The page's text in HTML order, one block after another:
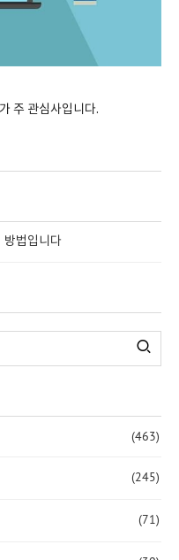
주 관심사입니다.
방법입니다
(463)
(245)
(71)